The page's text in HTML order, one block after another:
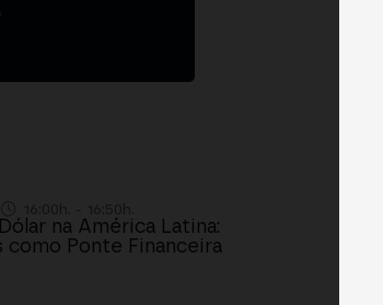
na América Latina:
como Ponte Financeira